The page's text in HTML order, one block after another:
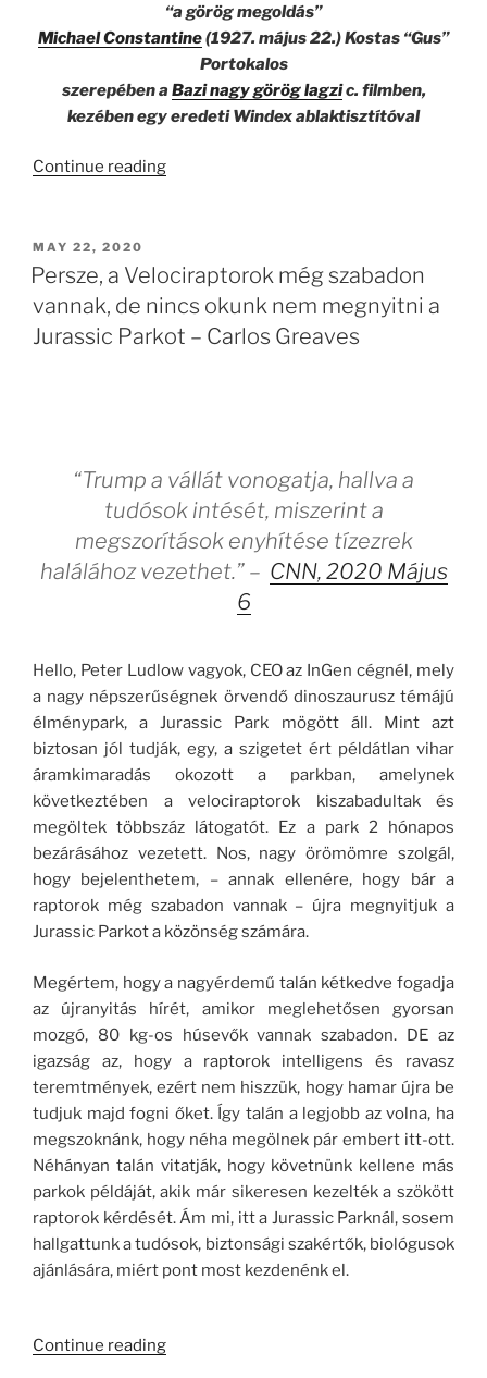
“a görög megoldás”
Michael Constantine(1927. május 22.) Kostas “Gus”
Portokalos
szerepében a Bazi nagy görög lagzic. filmben,
kezében egy eredeti Windex ablaktisztítóval
Continue reading“KB038
Golf
You”
POSTED
ON
MAY 22, 2020
Persze, a Velociraptorok még szabadon
vannak, de nincs okunk nem megnyitni a
Jurassic Parkot – Carlos Greaves
“Trump a vállát vonogatja, hallva a
tudósok intését, miszerint a
megszorítások enyhítése tízezrek
halálához vezethet.” – CNN, 2020 Május
6
Hello, Peter Ludlow vagyok, CEO az InGen cégnél, mely
a nagy népszerűségnek örvendő dinoszaurusz témájú
élménypark, a Jurassic Park mögött áll. Mint azt
biztosan jól tudják, egy, a szigetet ért példátlan vihar
áramkimaradás okozott a parkban, amelynek
következtében a velociraptorok kiszabadultak és
megöltek többszáz látogatót. Ez a park 2 hónapos
bezárásához vezetett. Nos, nagy örömömre szolgál,
hogy bejelenthetem, – annak ellenére, hogy bár a
raptorok még szabadon vannak – újra megnyitjuk a
Jurassic Parkot a közönség számára.
Megértem, hogy a nagyérdemű talán kétkedve fogadja
az újranyitás hírét, amikor meglehetősen gyorsan
mozgó, 80 kg-os húsevők vannak szabadon. DE az
igazság az, hogy a raptorok intelligens és ravasz
teremtmények, ezért nem hiszzük, hogy hamar újra be
tudjuk majd fogni őket. Így talán a legjobb az volna, ha
megszoknánk, hogy néha megölnek pár embert itt-ott.
Néhányan talán vitatják, hogy követnünk kellene más
parkok példáját, akik már sikeresen kezelték a szökött
raptorok kérdését. Ám mi, itt a Jurassic Parknál, sosem
hallgattunk a tudósok, biztonsági szakértők, biológusok
ajánlására, miért pont most kezdenénk el.
Continue reading“Persze,